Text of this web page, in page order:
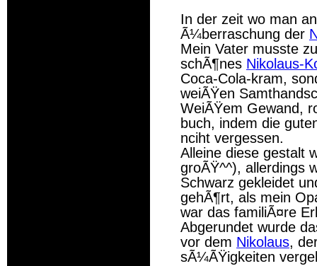
In der zeit wo man
Ã¼berraschung der
Mein Vater musste
schÃ¶nes Nikolaus-
Coca-Cola-kram,
weiÃŸen
WeiÃŸem Gewand,
buch, indem die
nciht vergessen.
Alleine diese gestalt
groÃŸ^^), allerdings
Schwarz gekleidet
gehÃ¶rt, als mein
war das familiÃ¤re
Abgerundet wurde
vor dem Nikolaus,
sÃ¼ÃŸigkeiten